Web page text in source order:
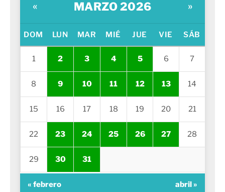
« MARZO 2026 »
DOM LUN MAR MIÉ JUE VIE SÁB
1 2 3 4 5 6 7
8 9 10 11 12 13 14
15 16 17 18 19 20 21
22 23 24 25 26 27 28
29 30 31
« febrero abril »